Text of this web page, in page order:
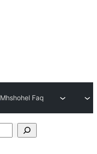
Mhshohel Faq